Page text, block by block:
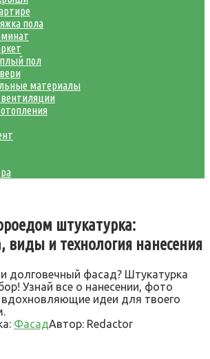
пола
пол
материалы
штукатурка:
виды и технология нанесения
долговечный фасад? Штукатурка
Узнай все о нанесении, фото
идеи для твоего
ФасадАвтор: Redactor